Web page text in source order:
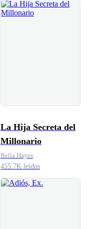
La Hija Secreta del
Millonario
Bella Hayes
455.7K leídos